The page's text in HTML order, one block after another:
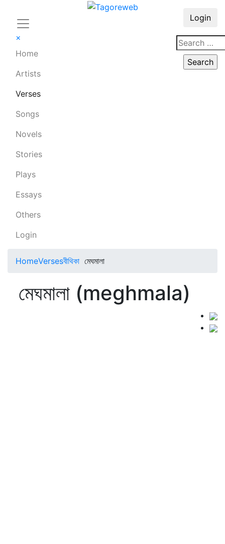
×
Home
Artists
Verses
Songs
Novels
Stories
Plays
Essays
Others
Login
Login
HomeVersesবীথিকা মেঘমালা
মেঘমালা (meghmala)